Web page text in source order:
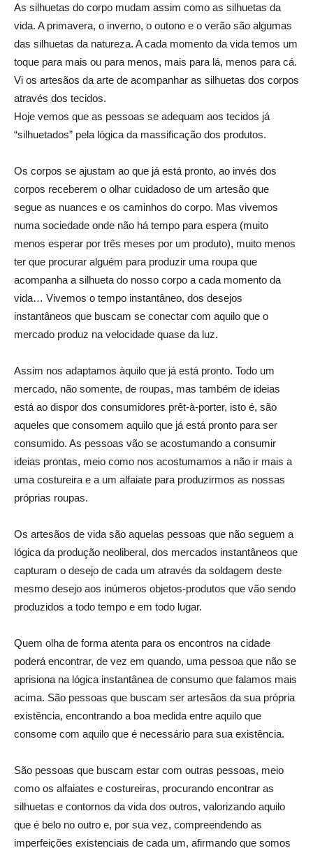
As silhuetas do corpo mudam assim como as silhuetas da
vida. A primavera, o inverno, o outono e o verão são algumas
das silhuetas da natureza. A cada momento da vida temos um
toque para mais ou para menos, mais para lá, menos para cá.
Vi os artesãos da arte de acompanhar as silhuetas dos corpos
através dos tecidos.
Hoje vemos que as pessoas se adequam aos tecidos já
“silhuetados” pela lógica da massificação dos produtos.
Os corpos se ajustam ao que já está pronto, ao invés dos
corpos receberem o olhar cuidadoso de um artesão que
segue as nuances e os caminhos do corpo. Mas vivemos
numa sociedade onde não há tempo para espera (muito
menos esperar por três meses por um produto), muito menos
ter que procurar alguém para produzir uma roupa que
acompanha a silhueta do nosso corpo a cada momento da
vida… Vivemos o tempo instantâneo, dos desejos
instantâneos que buscam se conectar com aquilo que o
mercado produz na velocidade quase da luz.
Assim nos adaptamos àquilo que já está pronto. Todo um
mercado, não somente, de roupas, mas também de ideias
está ao dispor dos consumidores prêt-à-porter, isto é, são
aqueles que consomem aquilo que já está pronto para ser
consumido. As pessoas vão se acostumando a consumir
ideias prontas, meio como nos acostumamos a não ir mais a
uma costureira e a um alfaiate para produzirmos as nossas
próprias roupas.
Os artesãos de vida são aquelas pessoas que não seguem a
lógica da produção neoliberal, dos mercados instantâneos que
capturam o desejo de cada um através da soldagem deste
mesmo desejo aos inúmeros objetos-produtos que vão sendo
produzidos a todo tempo e em todo lugar.
Quem olha de forma atenta para os encontros na cidade
poderá encontrar, de vez em quando, uma pessoa que não se
aprisiona na lógica instantânea de consumo que falamos mais
acima. São pessoas que buscam ser artesãos da sua própria
existência, encontrando a boa medida entre aquilo que
consome com aquilo que é necessário para sua existência.
São pessoas que buscam estar com outras pessoas, meio
como os alfaiates e costureiras, procurando encontrar as
silhuetas e contornos da vida dos outros, valorizando aquilo
que é belo no outro e, por sua vez, compreendendo as
imperfeições existenciais de cada um, afirmando que somos